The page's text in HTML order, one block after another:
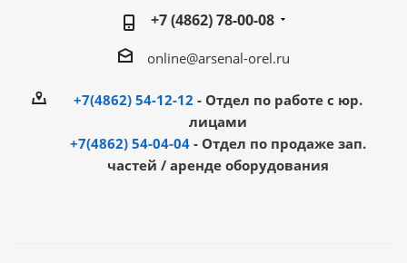
+7 (4862) 78-00-08
online@arsenal-orel.ru
+7(4862) 54-12-12 - Отдел по работе с юр.
лицами
+7(4862) 54-04-04 - Отдел по продаже зап.
частей / аренде оборудования